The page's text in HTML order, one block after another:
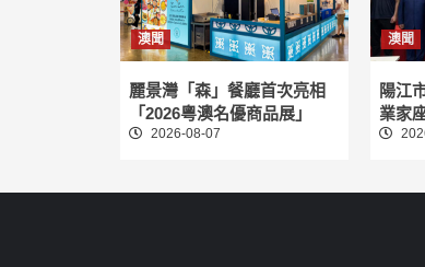
澳聞
麗景灣「森」餐廳首次亮相
「2026粵澳名優商品展」
2026-08-07
澳聞
陽江
業家